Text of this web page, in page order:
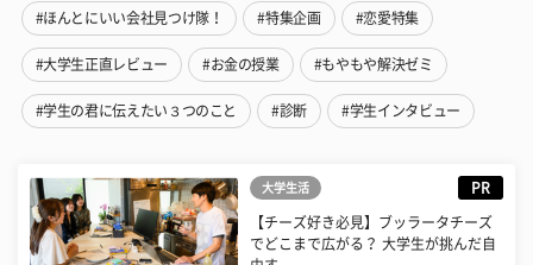
#ほんとにいい会社見つけ隊！ #特集企画 #恋愛特集
#大学生正直レビュー #お金の授業 #もやもや解決ゼミ
#学生の君に伝えたい３つのこと #診断 #学生インタビュー
大学生活 PR
【チーズ好き必見】ブッラータチーズ
でどこまで広がる？ 大学生が挑んだ自